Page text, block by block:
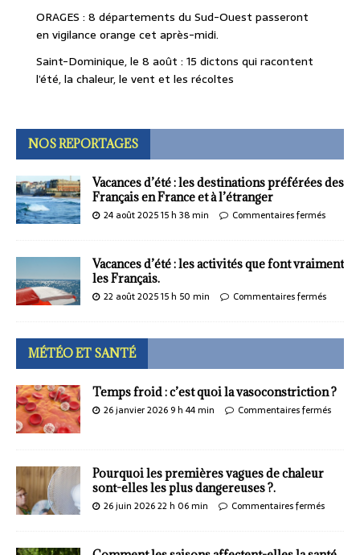
ORAGES : 8 départements du Sud-Ouest passeront
en vigilance orange cet après-midi.
Saint-Dominique, le 8 août : 15 dictons qui racontent
l’été, la chaleur, le vent et les récoltes
NOS REPORTAGES
Vacances d’été : les destinations préférées des
Français en France et à l’étranger
24 août 2025 15 h 38 min Commentaires fermés
Vacances d’été : les activités que font vraiment
les Français.
22 août 2025 15 h 50 min Commentaires fermés
MÉTÉO ET SANTÉ
Temps froid : c’est quoi la vasoconstriction ?
26 janvier 2026 9 h 44 min Commentaires fermés
Pourquoi les premières vagues de chaleur
sont-elles les plus dangereuses ?.
26 juin 2026 22 h 06 min Commentaires fermés